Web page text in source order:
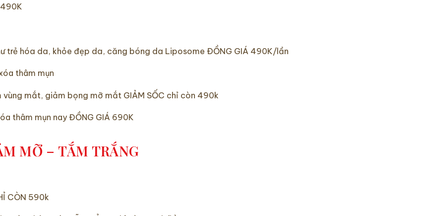
490K
trẻ hóa da, khỏe đẹp da, căng bóng da Liposome ĐỒNG GIÁ 490K/lần
thâm mụn
mắt, giảm bọng mỡ mắt GIẢM SỐC chỉ còn 490k
thâm mụn nay ĐỒNG GIÁ 690K
MỠ – TẮM TRẮNG
CÒN 590k